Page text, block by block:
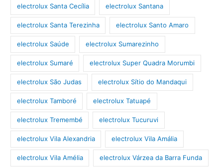
electrolux Santa Cecília electrolux Santana
electrolux Santa Terezinha electrolux Santo Amaro
electrolux Saúde electrolux Sumarezinho
electrolux Sumaré electrolux Super Quadra Morumbi
electrolux São Judas electrolux Sítio do Mandaqui
electrolux Tamboré electrolux Tatuapé
electrolux Tremembé electrolux Tucuruvi
electrolux Vila Alexandria electrolux Vila Amália
electrolux Vila Amélia electrolux Várzea da Barra Funda